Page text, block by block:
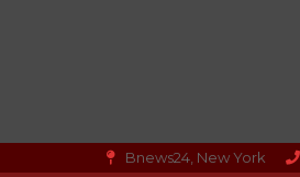
Bnews24, New York